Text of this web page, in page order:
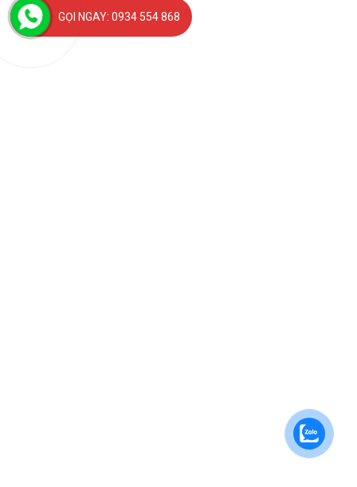
GỌI NGAY: 0934 554 868